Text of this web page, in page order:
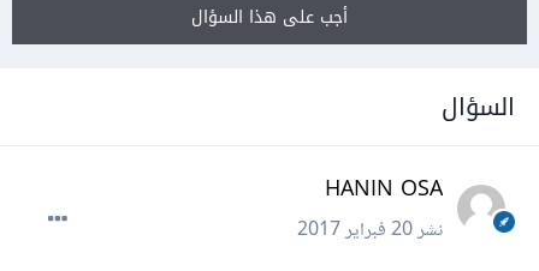
أجب على هذا السؤال
السؤال
HANIN OSA
نشر20 فبراير 2017